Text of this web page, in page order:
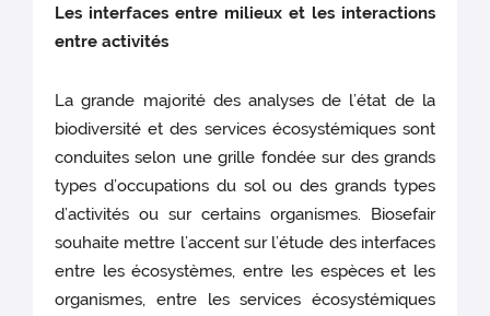
Les interfaces entre milieux et les interactions
entre activités
La grande majorité des analyses de l’état de la
biodiversité et des services écosystémiques sont
conduites selon une grille fondée sur des grands
types d’occupations du sol ou des grands types
d’activités ou sur certains organismes. Biosefair
souhaite mettre l’accent sur l’étude des interfaces
entre les écosystèmes, entre les espèces et les
organismes, entre les services écosystémiques